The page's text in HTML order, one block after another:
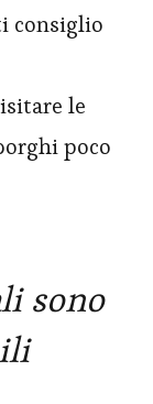
consiglio
le
poco
sono